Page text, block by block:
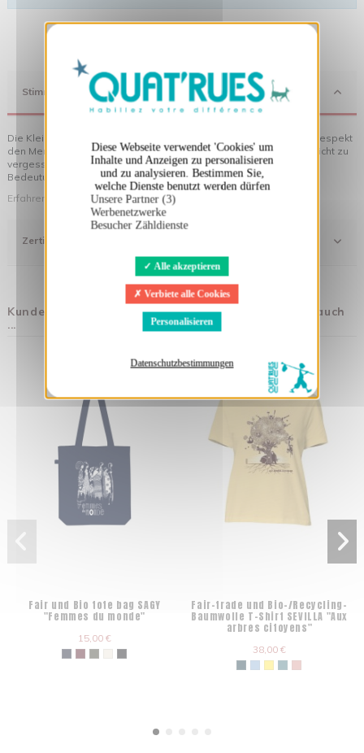
Diese Webseite verwendet 'Cookies' um
Inhalte und Anzeigen zu personalisieren
und zu analysieren. Bestimmen Sie,
welche Dienste benutzt werden dürfen
Unsere Partner (3)
Werbenetzwerke
Besucher Zähldienste
Alle akzeptieren
Verbiete alle Cookies
Personalisieren
Datenschutzbestimmungen
Stimmung
Die Kleidung von Quat'rues besteht aus Bio-Baumwolle, die mit Respekt
den Menschen und ihrer Umwelt gegenüber hergestellt wurde... nicht zu
vergessen die originellen Motive, die Ihrer Kleidung noch mehr
Bedeutung verleihen!
Erfahren Sie mehr über unsere Philosophie
Zertifizierung
Kunden, die diesen Artikel gekauft haben, kauften auch
...
Fair und Bio tote bag SAGY
"Femmes du monde"
15,00 €
Fair-trade und Bio-/Recycling-
Baumwolle T-Shirt SEVILLA "Aux
arbres citoyens"
38,00 €